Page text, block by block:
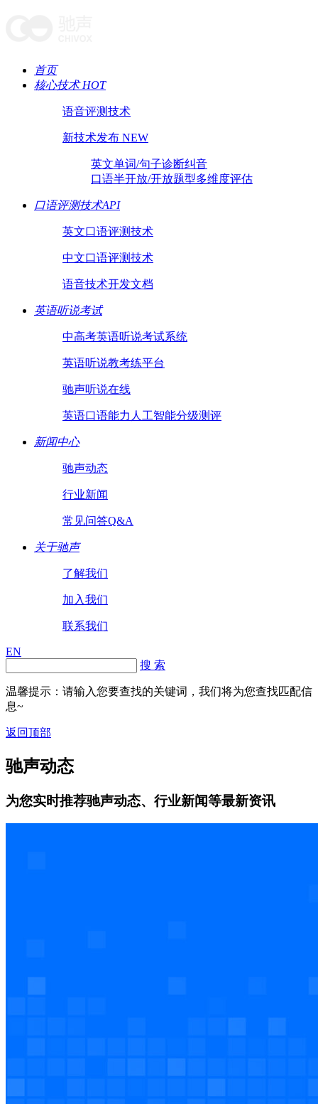
首页
核心技术 HOT
语音评测技术
新技术发布 NEW
英文单词/句子诊断纠音
口语半开放/开放题型多维度评估
口语评测技术API
英文口语评测技术
中文口语评测技术
语音技术开发文档
英语听说考试
中高考英语听说考试系统
英语听说教考练平台
驰声听说在线
英语口语能力人工智能分级测评
新闻中心
驰声动态
行业新闻
常见问答Q&A
关于驰声
了解我们
加入我们
联系我们
EN
搜 索
温馨提示：请输入您要查找的关键词，我们将为您查找匹配信
息~
返回顶部
驰声动态
为您实时推荐驰声动态、行业新闻等最新资讯